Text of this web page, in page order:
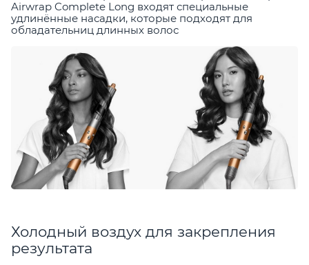
Airwrap Complete Long входят специальные
удлинённые насадки, которые подходят для
обладательниц длинных волос
Холодный воздух для закрепления
результата